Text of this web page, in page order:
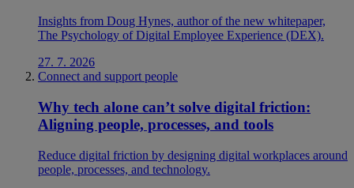
Insights from Doug Hynes, author of the new whitepaper,
The Psychology of Digital Employee Experience (DEX).
27. 7. 2026
Connect and support people
Why tech alone can’t solve digital friction:
Aligning people, processes, and tools
Reduce digital friction by designing digital workplaces around
people, processes, and technology.